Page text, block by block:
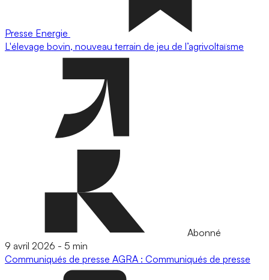
Presse Energie
L'élevage bovin, nouveau terrain de jeu de l’agrivoltaïsme
Abonné
9 avril 2026 - 5 min
Communiqués de presse AGRA : Communiqués de presse